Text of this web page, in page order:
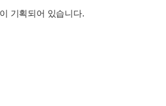
기획되어 있습니다.